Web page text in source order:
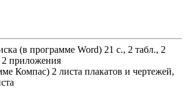
(в программе Word) 21 с., 2 табл., 2
2 приложения
Компас) 2 листа плакатов и чертежей,